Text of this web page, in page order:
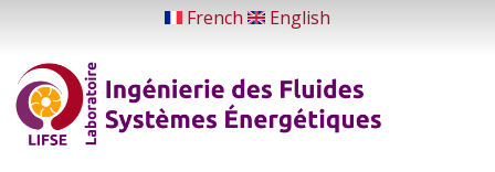
contenu
principal
French English